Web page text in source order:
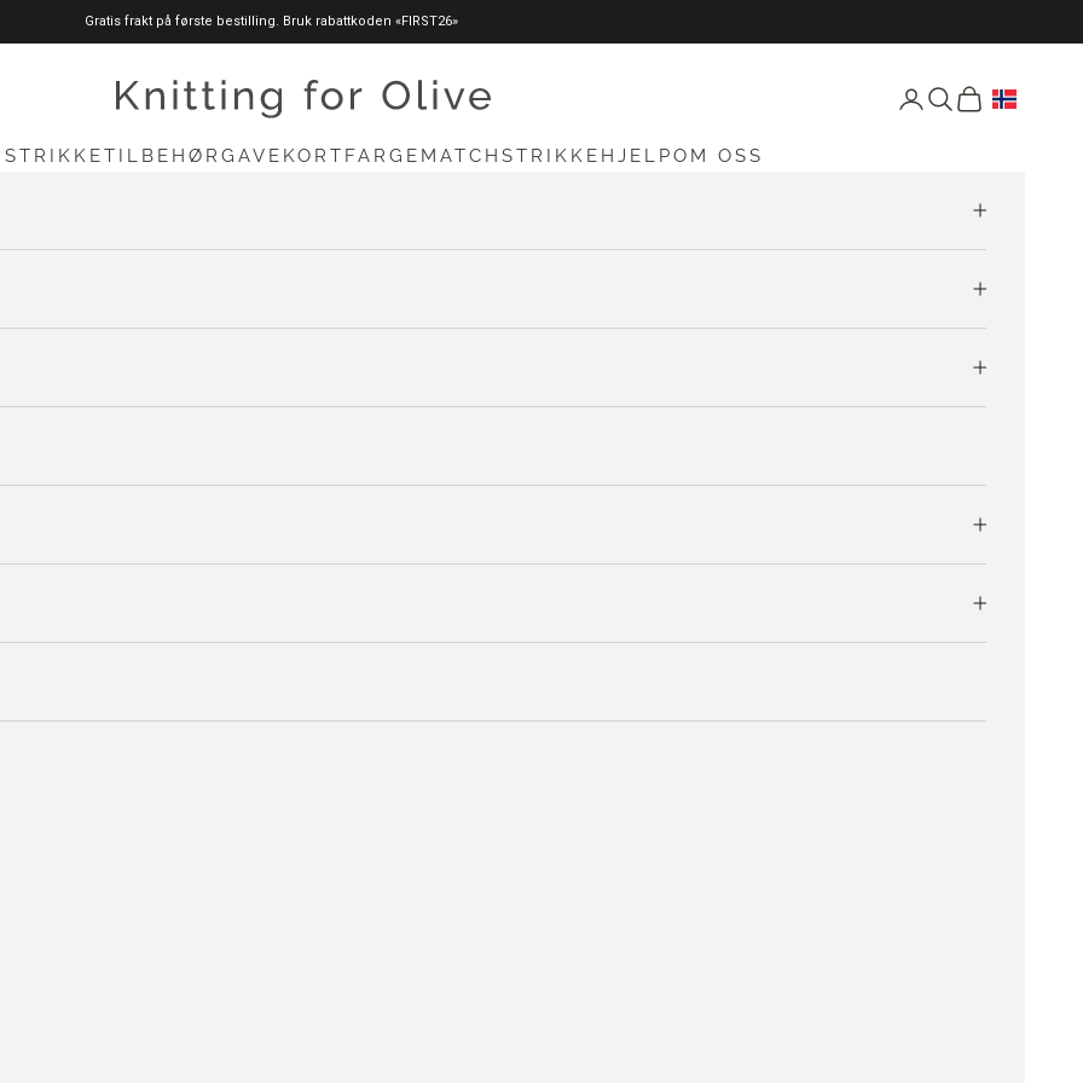
Gratis frakt på første bestilling. Bruk rabattkoden «FIRST26»
knittingforolive.com Åpne konto-siden
Åpne søk
Åpen vogn
STRIKKETILBEHØR GAVEKORT FARGEMATCH STRIKKEHJELPOM OSS